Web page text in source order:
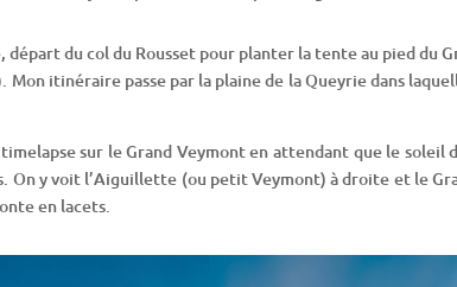
du col du Rousset pour planter la tente au pied du
itinéraire passe par la plaine de la Queyrie dans
sur le Grand Veymont en attendant que le soleil
On y voit l’Aiguillette (ou petit Veymont) à droite et le
en lacets.